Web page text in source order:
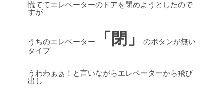
慌ててエレベーターのドアを閉めようとしたので
すが
うちのエレベーター 「閉」
のボタンが無い
タイプ
うわわぁぁ！と言いながらエレベーターから飛び
出し